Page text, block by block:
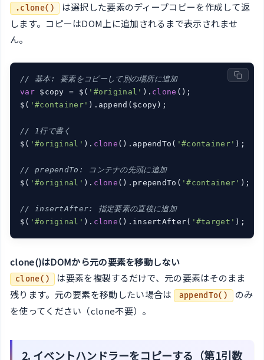
.clone()
は選択した要素のディープコピーを作成して返
します。コピーはDOM上に追加されるまで表示されませ
ん。
// 基本: 要素をコピーして別の場所に追加
var $copy = $( '#original' ). clone ();
$( '#container' ).append($copy);
// 1行で書く
$( '#original' ). clone ().appendTo( '#container' );
// prependTo: コンテナの先頭に追加
$( '#original' ). clone ().prependTo( '#container' );
// insertAfter: 指定要素の直後に追加
$( '#original' ). clone ().insertAfter( '#target' );
clone()はDOMから元の要素を移動しない
clone()
は要素を複製するだけで、元の要素はそのまま
残ります。元の要素を移動したい場合は
appendTo()
のみ
を使ってください（clone不要）。
2. イベントハンドラーをコピーする（第1引数